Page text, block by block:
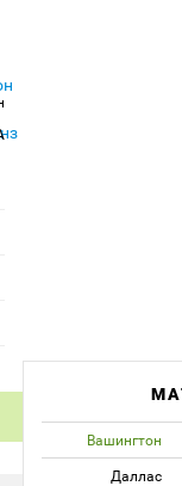
Вашингтон
Даллас